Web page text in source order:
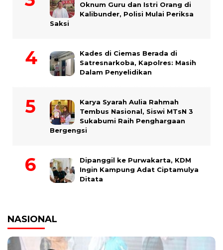
Oknum Guru dan Istri Orang di
Kalibunder, Polisi Mulai Periksa
Saksi
Kades di Ciemas Berada di
Satresnarkoba, Kapolres: Masih
Dalam Penyelidikan
Karya Syarah Aulia Rahmah
Tembus Nasional, Siswi MTsN 3
Sukabumi Raih Penghargaan
Bergengsi
Dipanggil ke Purwakarta, KDM
Ingin Kampung Adat Ciptamulya
Ditata
NASIONAL